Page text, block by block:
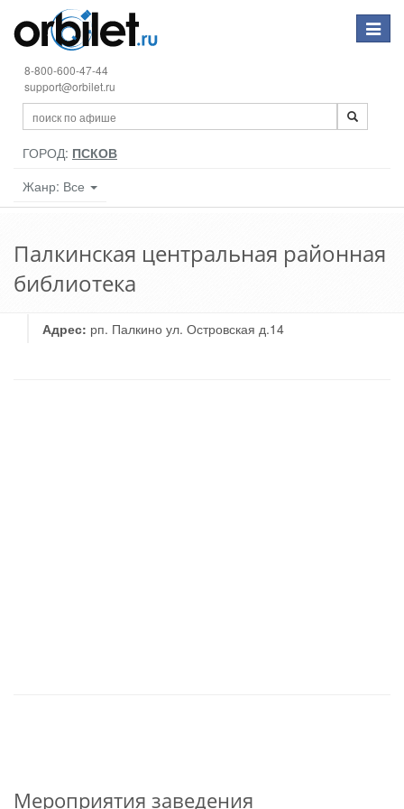
Toggle
8-800-600-47-44
support@orbilet.ru
ГОРОД: ПСКОВ
Жанр: Все
Палкинская центральная районная
библиотека
Адрес: рп. Палкино ул. Островская д.14
Мероприятия заведения